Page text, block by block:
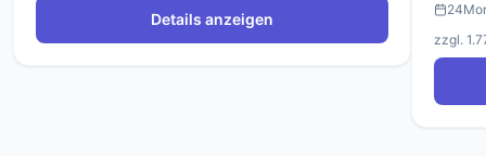
Details anzeigen
24
zzgl.